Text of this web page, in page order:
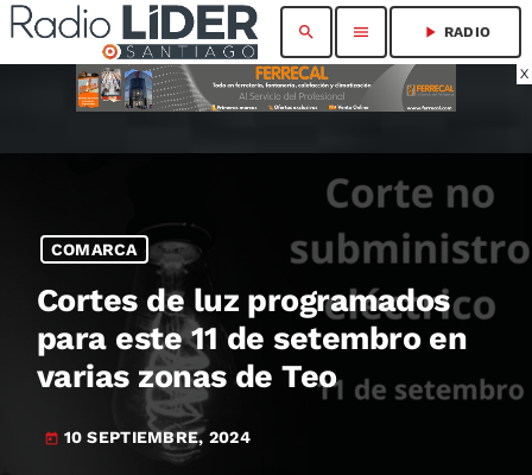
X
search menu play_arrow RADIO
COMARCA
Cortes de luz programados
para este 11 de setembro en
varias zonas de Teo
today 10 SEPTIEMBRE, 2024